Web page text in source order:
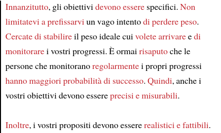
Innanzitutto, gli obiettividevono esserespecifici. Non
limitatevi a prefissarviun vago intentodi perdere peso.
Cercate di stabilireil peso ideale cuivolete arrivareedi
monitorarei vostri progressi. È ormairisaputoche le
persone che monitoranoregolarmentei propri progressi
hanno maggiori probabilitàdi successo. Quindi, anche i
vostri obiettivi devono essereprecisi e misurabili.
Inoltre, i vostri propositi devono essererealistici e fattibili.